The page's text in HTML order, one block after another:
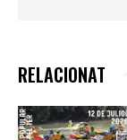
RELACIONAT